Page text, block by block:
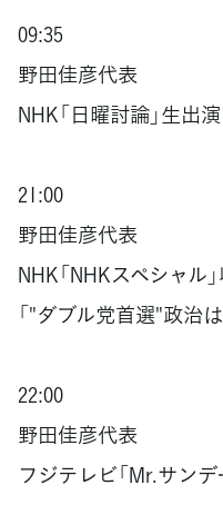
09:35
野田佳彦代表
NHK「日曜討論」生出演
21:00
野田佳彦代表
NHK「NHKスペシャル
「"ダブル党首選"政治
22:00
野田佳彦代表
フジテレビ「Mr.サン